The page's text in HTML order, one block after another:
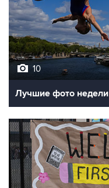
10
Лучшие фото недели